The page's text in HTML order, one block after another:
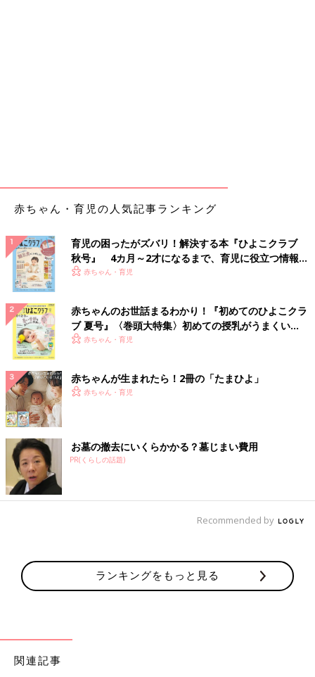
赤ちゃん・育児の人気記事ランキング
育児の困ったがズバリ！解決する本『ひよこクラブ
秋号』 4カ月～2才になるまで、育児に役立つ情報が
いっぱい！
赤ちゃん・育児
赤ちゃんのお世話まるわかり！『初めてのひよこクラ
ブ 夏号』〈巻頭大特集〉初めての授乳がうまくい
く！ おっぱい・ミルクの基本と夏のトラブル 解決テ
赤ちゃん・育児
赤ちゃんが生まれたら！2冊の「たまひよ」
赤ちゃん・育児
お墓の撤去にいくらかかる？墓じまい費用
PR(くらしの話題)
Recommended by
ランキングをもっと見る
関連記事